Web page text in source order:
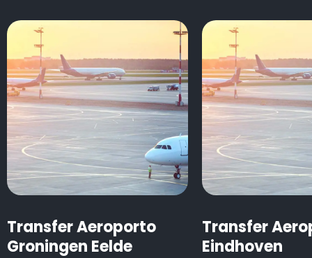
Transfer Aeroporto
Groningen Eelde
Transfer
Eindhoven